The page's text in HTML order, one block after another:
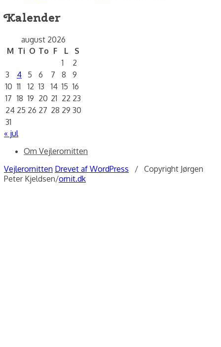
Kalender
august 2026
M Ti O To F L
S
1
2
3
4 5 6 7 8
9
10 11 12 13 14 15 16
17 18 19 20 21 22 23
24 25 26 27 28 29 30
31
« jul
Om Vejlerornitten
Vejlerornitten Drevet af WordPress / Copyright Jørgen
Peter Kjeldsen/ornit.dk